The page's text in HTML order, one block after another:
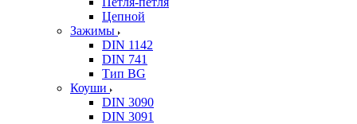
Цепной
Зажимы
DIN 1142
DIN 741
Тип BG
Коуши
DIN 3090
DIN 3091